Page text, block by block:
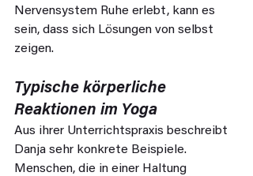
Nervensystem Ruhe erlebt, kann es
sein, dass sich Lösungen von selbst
zeigen.
Typische körperliche
Reaktionen im Yoga
Aus ihrer Unterrichtspraxis beschreibt
Danja sehr konkrete Beispiele.
Menschen, die in einer Haltung